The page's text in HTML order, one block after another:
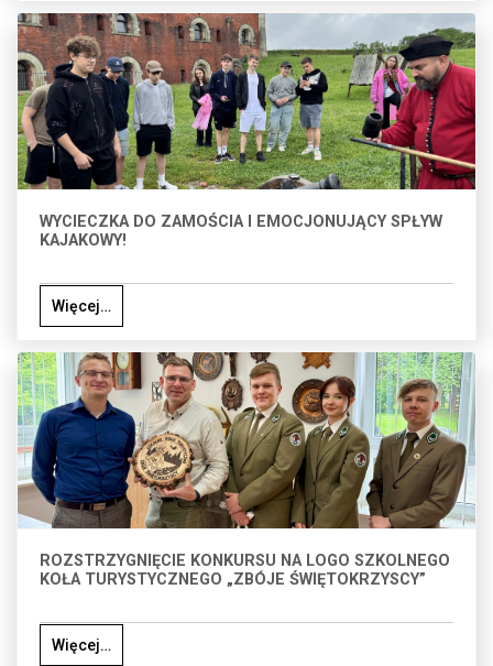
WYCIECZKA DO ZAMOŚCIA I EMOCJONUJĄCY SPŁYW
KAJAKOWY!
Więcej…
ROZSTRZYGNIĘCIE KONKURSU NA LOGO SZKOLNEGO
KOŁA TURYSTYCZNEGO „ZBÓJE ŚWIĘTOKRZYSCY”
Więcej…